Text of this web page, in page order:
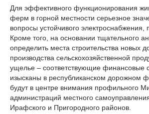
Для эффективного функционирования
ферм в горной местности серьезное
вопросы устойчивого электроснабжения,
Кроме того, на основании тщательного
определить места строительства новых
производства сельскохозяйственной
ущелье – соответствующие финансовые
изысканы в республиканском дорожном
будут в центре внимания профильного
администраций местного самоуправления
Ирафского и Пригородного районов.